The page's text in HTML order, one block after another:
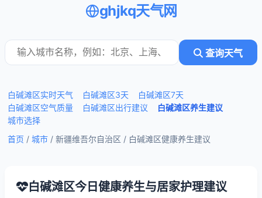
ghjkq天气网
查询天气
白碱滩区实时天气 白碱滩区3天
白碱滩区7天
白碱滩区空气质量
白碱滩区出行建议
白碱滩区养生建议
城市选择
首页 / 城市 / 新疆维吾尔自治区 / 白碱滩区健康养生建议
白碱滩区今日健康养生与居家护理建议